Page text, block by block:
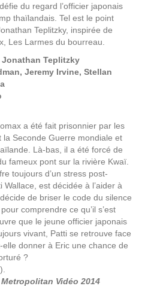
du regard l’officier japonais
thaïlandais. Tel est le point
Teplitzky, inspirée de
Les Larmes du bourreau.
Jonathan Teplitzky
Jeremy Irvine, Stellan
a été fait prisonnier par les
Seconde Guerre mondiale et
Là-bas, il a été forcé de
fameux pont sur la rivière Kwaï.
toujours d’un stress post-
est décidée à l’aider à
de briser le code du silence
comprendre ce qu’il s’est
que le jeune officier japonais
vivant, Patti se retrouve face
donner à Eric une chance de
?
Metropolitan Vidéo 2014